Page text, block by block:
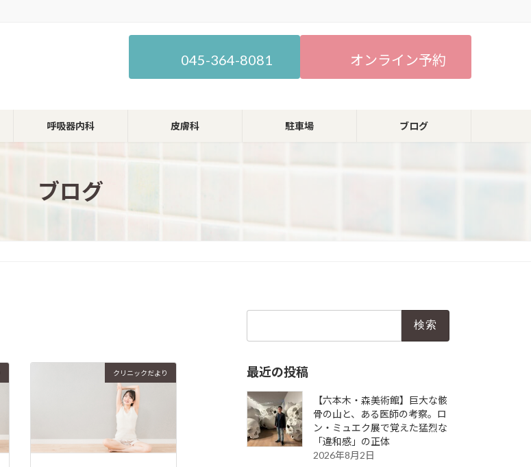
045-364-8081 オンライン予約
呼吸器内科 皮膚科 駐車場 ブログ
ブログ
クリニックだより 最近の投稿
【六本木・森美術館】巨大な骸
骨の山と、ある医師の考察。ロ
ン・ミュエク展で覚えた猛烈な
「違和感」の正体
2026年8月2日